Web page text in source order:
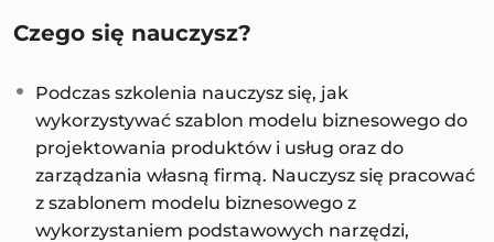
Jednak „jakiś” model biznesowy nie gwarantuje
tego, że będzie ona zarabiała pieniądze. Dlatego
celem każdej firmy powinno być stworzenie takiego
modelu biznesowego, który pozwoli wykorzystać w
pełni jej potencjał do rozwoju i radzenia sobie z
wyzwaniami..
Czego się nauczysz?
Podczas szkolenia nauczysz się, jak
wykorzystywać szablon modelu biznesowego do
projektowania produktów i usług oraz do
zarządzania własną firmą. Nauczysz się pracować
z szablonem modelu biznesowego z
wykorzystaniem podstawowych narzędzi,